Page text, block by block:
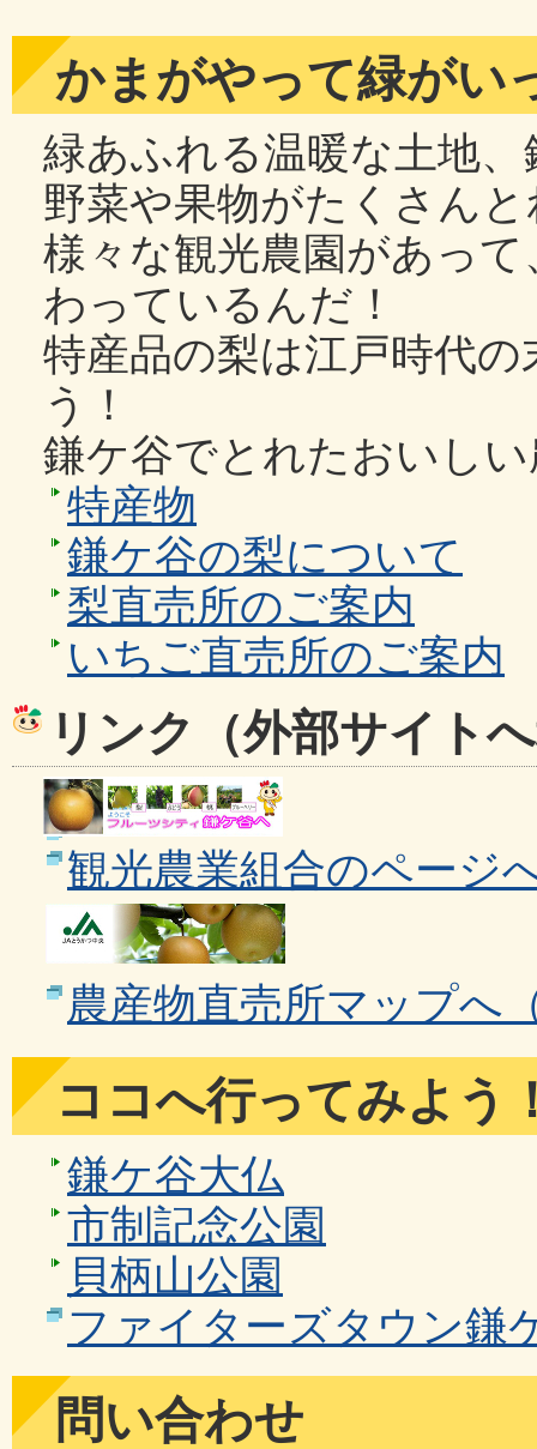
かまがやって緑がい
緑あふれる温暖な土地、
野菜や果物がたくさん
様々な観光農園があっ
わっているんだ！
特産品の梨は江戸時代
う！
鎌ケ谷でとれたおいし
特産物
鎌ケ谷の梨について
梨直売所のご案内
いちご直売所のご案内
リンク（外部サイト
観光農業組合のページ
農産物直売所マップへ
ココへ行ってみよう
鎌ケ谷大仏
市制記念公園
貝柄山公園
ファイターズタウン鎌
問い合わせ